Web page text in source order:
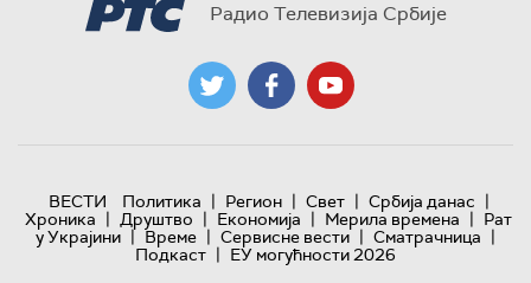
Радио Телевизија Србије
ВЕСТИ Политика | Регион | Свет | Србија данас |
Хроника | Друштво | Економија | Мерила времена | Рат
у Украјини | Време | Сервисне вести | Сматрачница |
Подкаст | ЕУ могућности 2026